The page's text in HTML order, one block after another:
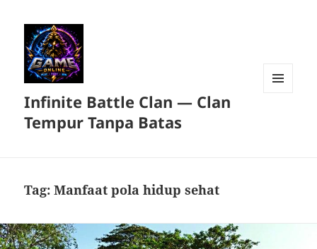
Infinite Battle Clan — Clan
Tempur Tanpa Batas
Tag:Manfaat pola hidup sehat